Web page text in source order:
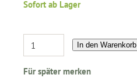
Sofort ab Lager
In den Warenkorb
Für später merken